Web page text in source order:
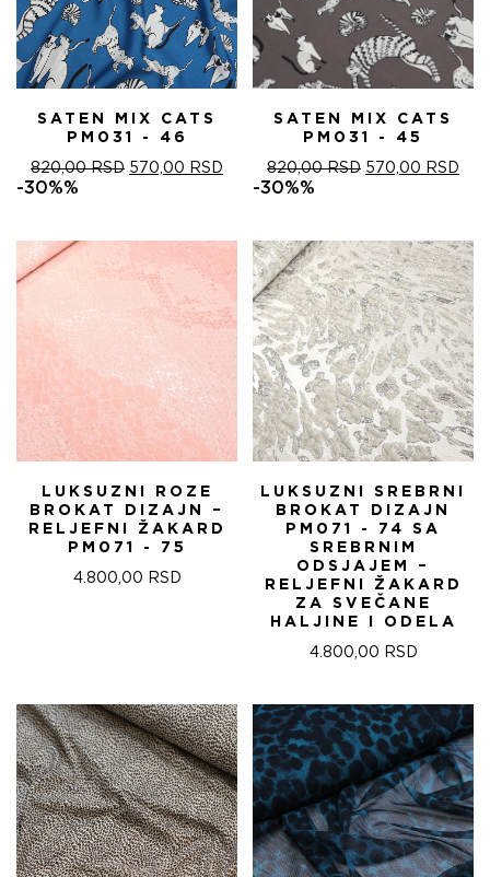
SATEN MIX CATS
PM031 - 46
820,00RSD ОРИГИНАЛНА
820,00 RSD.
570,00 RSD ТРЕНУТНА
ЦЕНА
-30%%
SATEN MIX CATS
PM031 - 45
820,00RSD ОРИГИНАЛНА
820,00 RSD.
570,00 RSD
-30%%
LUKSUZNI ROZE
BROKAT DIZAJN –
RELJEFNI ŽAKARD
PM071 - 75
4.800,00 RSD
LUKSUZNI SREBRNI
BROKAT DIZAJN
PM071 - 74 SA
SREBRNIM
ODSJAJEM –
RELJEFNI ŽAKARD
ZA SVEČANE
HALJINE I ODELA
4.800,00 RSD